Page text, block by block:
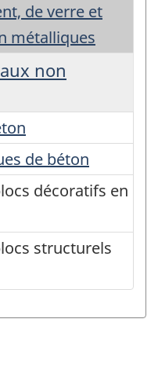
de verre et
métalliques
non
de béton
décoratifs en
structurels